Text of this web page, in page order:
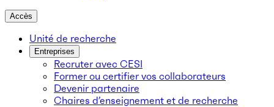
Accès
Unité de recherche
Entreprises
Recruter avec CESI
Former ou certifier vos collaborateurs
Devenir partenaire
Chaires d’enseignement et de recherche